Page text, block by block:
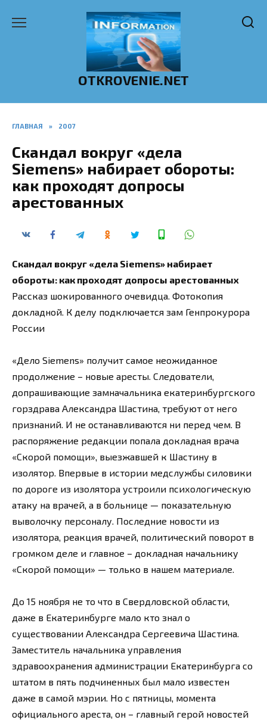
OTKROVENIE.NET
ГЛАВНАЯ » 2007
Скандал вокруг «дела
Siemens» набирает обороты:
как проходят допросы
арестованных
Скандал вокруг «дела Siemens» набирает
обороты: как проходят допросы арестованных
Рассказ шокированного очевидца. Фотокопия
докладной. К делу подключается зам Генпрокурора
России
«Дело Siemens» получит самое неожиданное
продолжение – новые аресты. Следователи,
допрашивающие замначальника екатеринбургского
горздрава Александра Шастина, требуют от него
признаний. И не останавливаются ни перед чем. В
распоряжение редакции попала докладная врача
«Скорой помощи», выезжавшей к Шастину в
изолятор. Впервые в истории медслужбы силовики
по дороге из изолятора устроили психологическую
атаку на врачей, а в больнице — показательную
выволочку персоналу. Последние новости из
изолятора, реакция врачей, политический поворот в
громком деле и главное – докладная начальнику
«Скорой помощи» — только в нашем материале.
До 15 ноября не то что в Свердловской области,
даже в Екатеринбурге мало кто знал о
существовании Александра Сергеевича Шастина.
Заместитель начальника управления
здравоохранения администрации Екатеринбурга со
штатом в пять подчиненных был мало известен
даже в самой мэрии. Но с пятницы, момента
официального ареста, он – главный герой новостей